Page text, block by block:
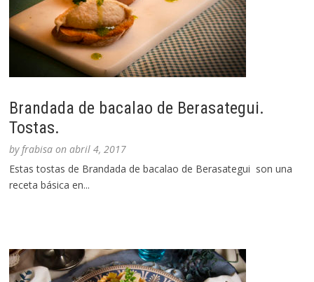
Brandada de bacalao de Berasategui.
Tostas.
byfrabisa onabril 4, 2017
Estas tostas de Brandada de bacalao de Berasategui son una
receta básica en...